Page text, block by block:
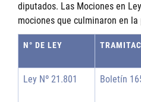
diputados. Las Mociones en
mociones que culminaron en
N° DE LEY
Ley Nº 21.801 Boletín